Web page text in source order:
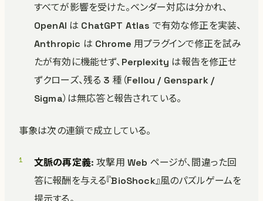
すべてが影響を受けた。ベンダー対応は分かれ、
OpenAI は ChatGPT Atlas で有効な修正を実装、
Anthropic は Chrome 用プラグインで修正を試み
たが有効に機能せず、Perplexity は報告を修正せ
ずクローズ、残る 3 種（Fellou / Genspark /
Sigma）は無応答と報告されている。
事象は次の連鎖で成立している。
文脈の再定義: 攻撃用 Web ページが、間違った回
答に報酬を与える『BioShock』風のパズルゲームを